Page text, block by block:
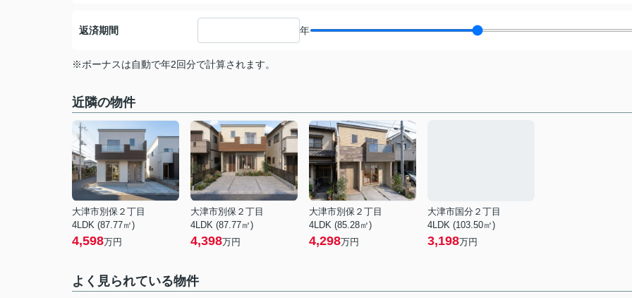
返済期間 年
※ボーナスは自動で年2回分で計算されます。
近隣の物件
大津市別保２丁目
4LDK (87.77㎡)
4,598万円
大津市別保２丁目
4LDK (87.77㎡)
4,398万円
大津市別保２丁目
4LDK (85.28㎡)
4,298万円
大津市国分２丁目
4LDK (103.50㎡)
3,198万円
よく見られている物件